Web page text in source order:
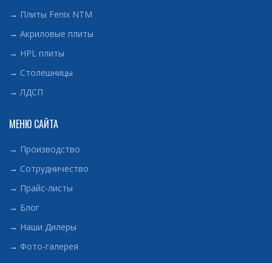
→ Плиты Fenix NTM
→ Акриловые плиты
→ HPL плиты
→ Столешницы
→ ЛДСП
МЕНЮ САЙТА
→ Производство
→ Сотрудничество
→ Прайс-листы
→ Блог
→ Наши Дилеры
→ Фото-галерея